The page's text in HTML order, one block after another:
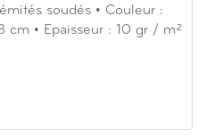
soudés • Couleur :
cm • Epaisseur : 10 gr / m²